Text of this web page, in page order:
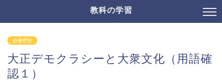
教科の学習
必修歴史
大正デモクラシーと大衆文化（用語確
認１）